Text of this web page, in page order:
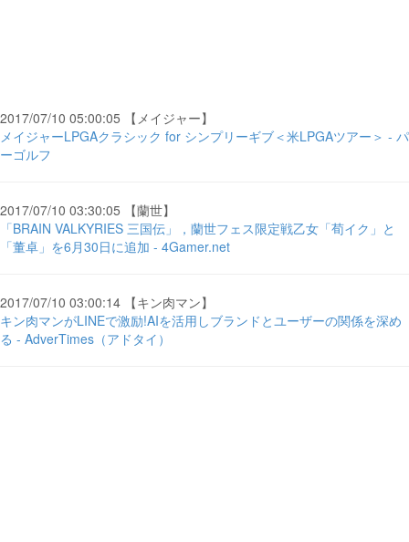
2017/07/10 05:00:05 【メイジャー】
メイジャーLPGAクラシック for シンプリーギブ＜米LPGAツアー＞ - パ
ーゴルフ
2017/07/10 03:30:05 【蘭世】
「BRAIN VALKYRIES 三国伝」，蘭世フェス限定戦乙女「荀イク」と
「董卓」を6月30日に追加 - 4Gamer.net
2017/07/10 03:00:14 【キン肉マン】
キン肉マンがLINEで激励!AIを活用しブランドとユーザーの関係を深め
る - AdverTimes（アドタイ）